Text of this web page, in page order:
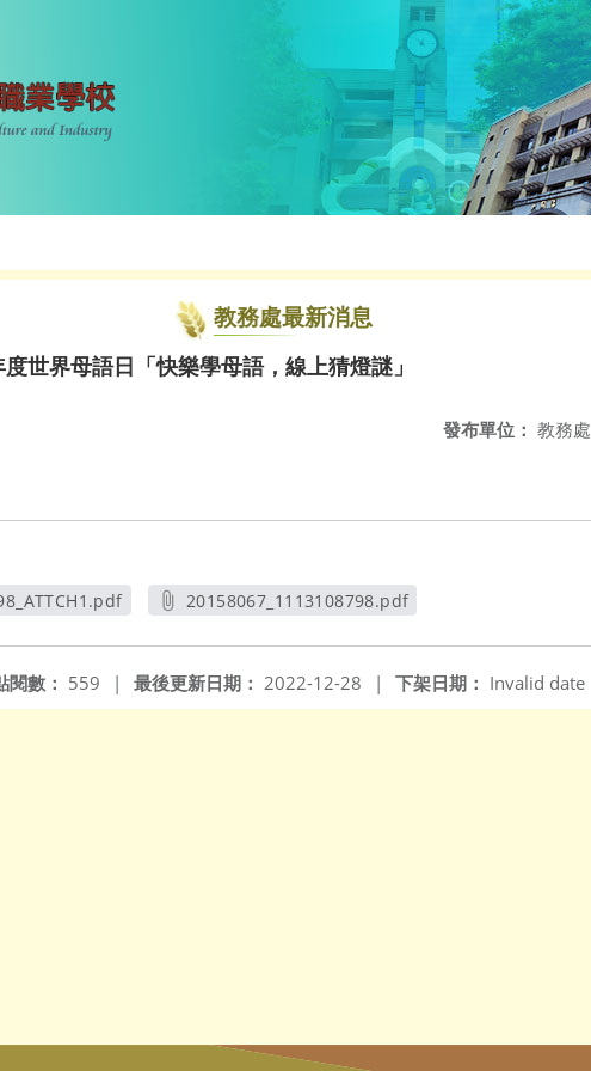
教務處最新消息
度世界母語日「快樂學母語，線上猜燈謎」
發布單位： 教務處
20158067_1113108798.pdf
下架日期： Invalid date
最後更新日期： 2022-12-28 |
閱數： 559 |